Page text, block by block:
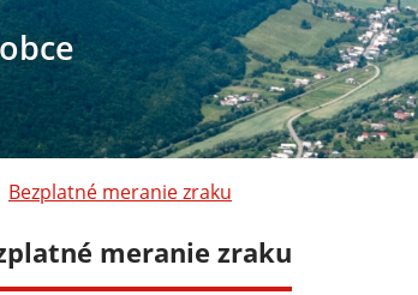
Bezplatné meranie zraku
meranie zraku